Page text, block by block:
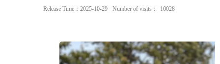
Release Time：2025-10-29 Number of visits： 10028